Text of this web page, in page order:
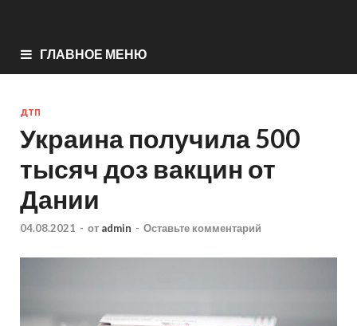
ГЛАВНОЕ МЕНЮ
ДТП
Украина получила 500
тысяч доз вакцин от
Дании
04.08.2021 - от admin - Оставьте комментарий